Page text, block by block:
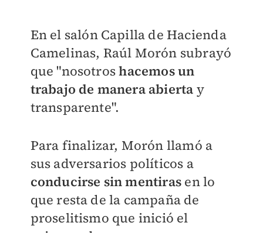
En el salón Capilla de Hacienda
Camelinas, Raúl Morón subrayó
que "nosotroshacemos un
trabajo de manera abierta y
transparente".
Para finalizar, Morón llamó a
sus adversarios políticos a
conducirse sin mentiras en lo
que resta de la campaña de
proselitismo que inició el